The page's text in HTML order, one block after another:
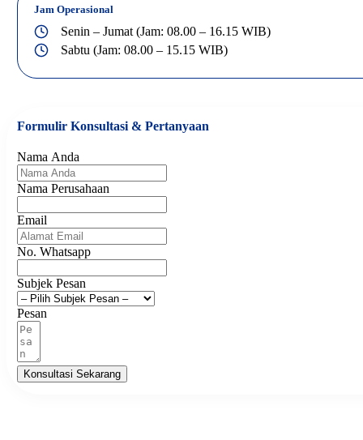
Jam Operasional
Senin – Jumat (Jam: 08.00 – 16.15 WIB)
Sabtu (Jam: 08.00 – 15.15 WIB)
Formulir Konsultasi & Pertanyaan
Nama Anda
Nama Perusahaan
Email
No. Whatsapp
Subjek Pesan
Pesan
Konsultasi Sekarang